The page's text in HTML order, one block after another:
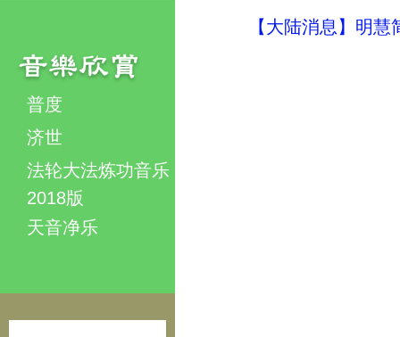
普度
济世
法轮大法炼功音乐
2018版
天音净乐
【大陆消息】明